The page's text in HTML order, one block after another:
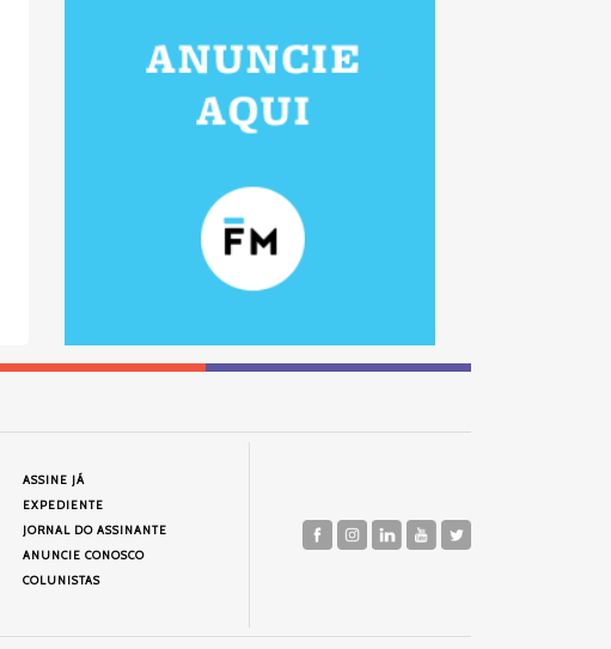
ASSINE JÁ
EXPEDIENTE
JORNAL DO ASSINANTE
ANUNCIE CONOSCO
COLUNISTAS